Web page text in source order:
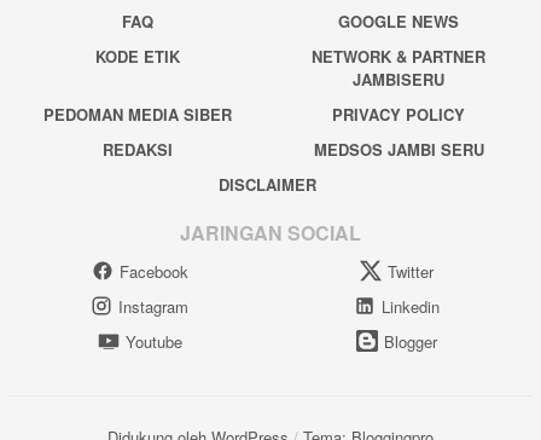
FAQ
GOOGLE NEWS
KODE ETIK
NETWORK & PARTNER
JAMBISERU
PEDOMAN MEDIA SIBER
PRIVACY POLICY
REDAKSI
MEDSOS JAMBI SERU
DISCLAIMER
JARINGAN SOCIAL
Facebook
Twitter
Instagram
Linkedin
Youtube
Blogger